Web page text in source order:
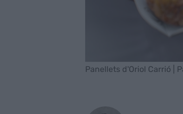
Panellets d'Oriol Carrió |